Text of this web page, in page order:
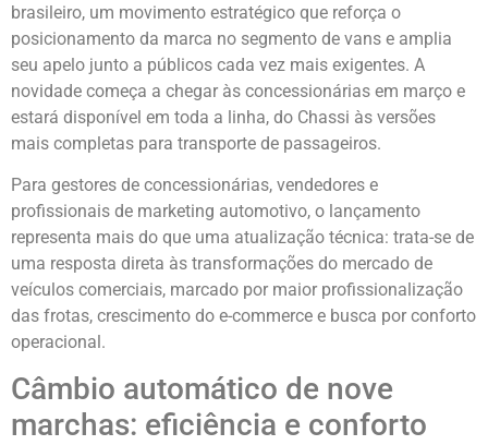
brasileiro, um movimento estratégico que reforça o
posicionamento da marca no segmento de vans e amplia
seu apelo junto a públicos cada vez mais exigentes. A
novidade começa a chegar às concessionárias em março e
estará disponível em toda a linha, do Chassi às versões
mais completas para transporte de passageiros.
Para gestores de concessionárias, vendedores e
profissionais de marketing automotivo, o lançamento
representa mais do que uma atualização técnica: trata-se de
uma resposta direta às transformações do mercado de
veículos comerciais, marcado por maior profissionalização
das frotas, crescimento do e-commerce e busca por conforto
operacional.
Câmbio automático de nove
marchas: eficiência e conforto